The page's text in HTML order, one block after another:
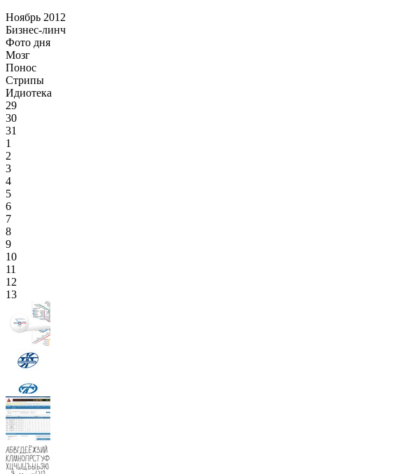
Ноябрь 2012
Бизнес-линч
Фото дня
Мозг
Понос
Стрипы
Идиотека
29
30
31
1
2
3
4
5
6
7
8
9
10
11
12
13